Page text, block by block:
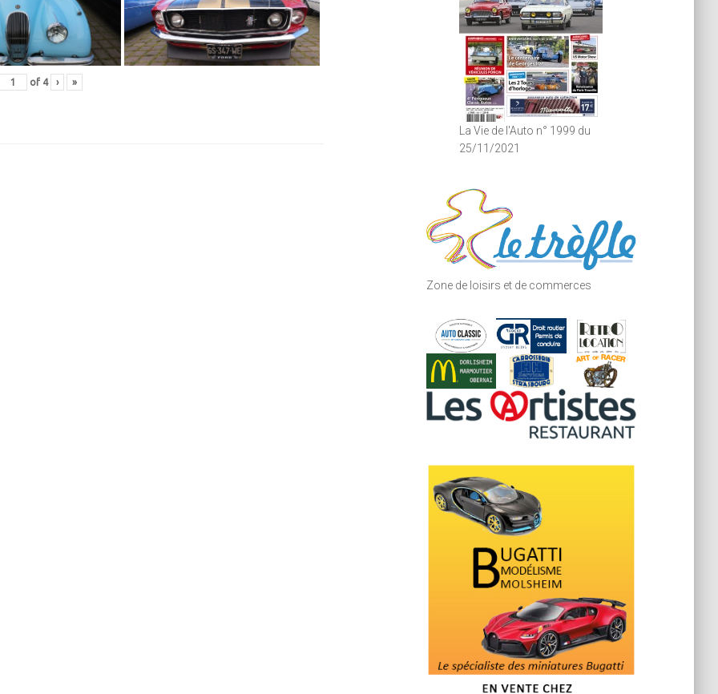
of 4 › »
La Vie de l'Auto n° 1999 du
25/11/2021
Zone de loisirs et de commerces